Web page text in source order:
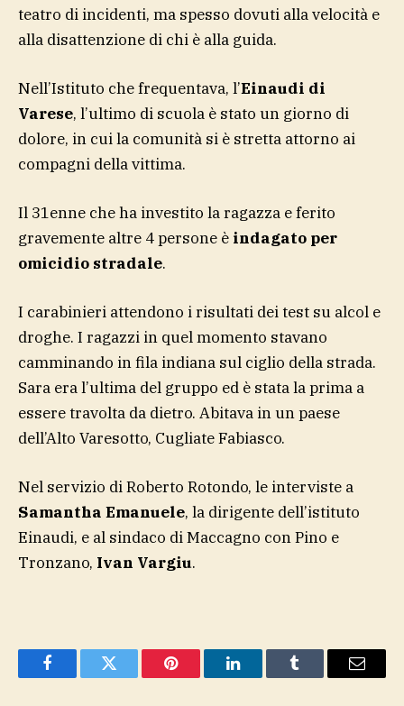
teatro di incidenti, ma spesso dovuti alla velocità e
alla disattenzione di chi è alla guida.
Nell’Istituto che frequentava, l’Einaudi di
Varese, l’ultimo di scuola è stato un giorno di
dolore, in cui la comunità si è stretta attorno ai
compagni della vittima.
Il 31enne che ha investito la ragazza e ferito
gravemente altre 4 persone è indagato per
omicidio stradale.
I carabinieri attendono i risultati dei test su alcol e
droghe. I ragazzi in quel momento stavano
camminando in fila indiana sul ciglio della strada.
Sara era l’ultima del gruppo ed è stata la prima a
essere travolta da dietro. Abitava in un paese
dell’Alto Varesotto, Cugliate Fabiasco.
Nel servizio di Roberto Rotondo, le interviste a
Samantha Emanuele, la dirigente dell’istituto
Einaudi, e al sindaco di Maccagno con Pino e
Tronzano, Ivan Vargiu.
FacebookTwitter Pinterest LinkedInTumblr Email